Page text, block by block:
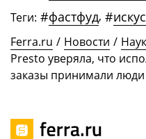
Теги: #фастфуд, #
Ferra.ru / Новости /
Presto уверяла, что
заказы принимали люди